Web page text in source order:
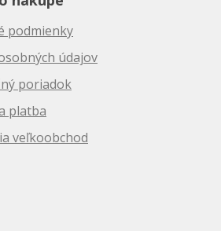
podmienky
údajov
poriadok
platba
veľkoobchod